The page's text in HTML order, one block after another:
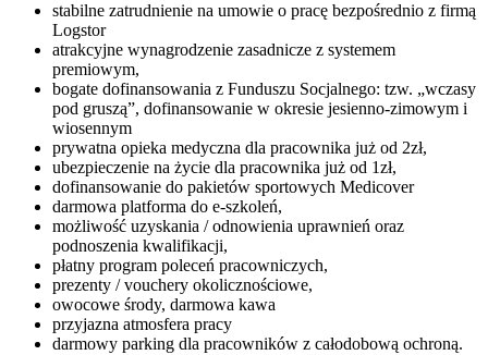
stabilne zatrudnienie na umowie o pracę bezpośrednio z firmą
Logstor
atrakcyjne wynagrodzenie zasadnicze z systemem
premiowym,
bogate dofinansowania z Funduszu Socjalnego: tzw. „wczasy
pod gruszą”, dofinansowanie w okresie jesienno-zimowym i
wiosennym
prywatna opieka medyczna dla pracownika już od 2zł,
ubezpieczenie na życie dla pracownika już od 1zł,
dofinansowanie do pakietów sportowych Medicover
darmowa platforma do e-szkoleń,
możliwość uzyskania / odnowienia uprawnień oraz
podnoszenia kwalifikacji,
płatny program poleceń pracowniczych,
prezenty / vouchery okolicznościowe,
owocowe środy, darmowa kawa
przyjazna atmosfera pracy
darmowy parking dla pracowników z całodobową ochroną.